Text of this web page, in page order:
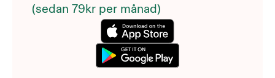
(sedan 79kr per månad)